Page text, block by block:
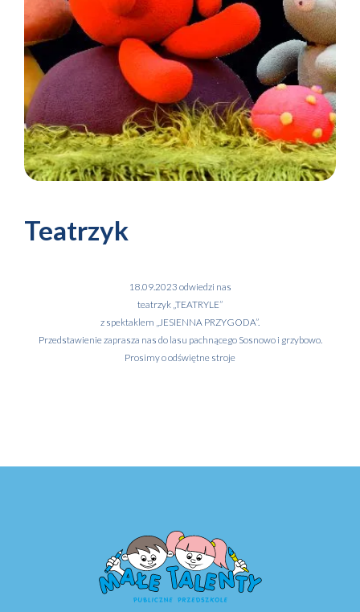
Teatrzyk
18.09.2023 odwiedzi nas
teatrzyk „TEATRYLE”
z spektaklem „JESIENNA PRZYGODA”.
Przedstawienie zaprasza nas do lasu pachnącego Sosnowo i grzybowo.
Prosimy o odświętne stroje